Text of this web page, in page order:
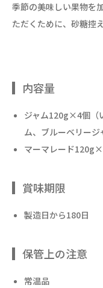
季節の美味しい果物を
ただくために、砂糖控
内容量
ジャム120g×4個（
ム、ブルーベリー
マーマレード
賞味期限
製造日から180日
保管上の注意
常温品